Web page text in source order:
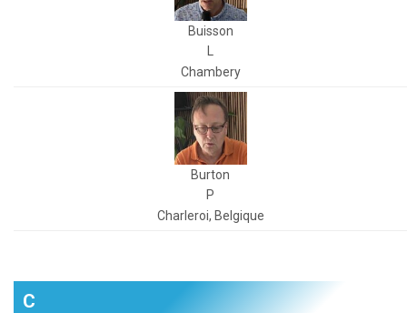
Buisson
Chambery
Burton
P
Charleroi, Belgique
C